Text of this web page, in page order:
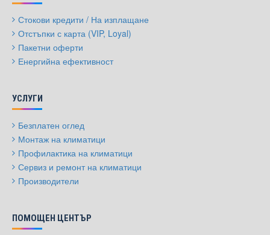
Стокови кредити / На изплащане
Отстъпки с карта (VIP, Loyal)
Пакетни оферти
Енергийна ефективност
УСЛУГИ
Безплатен оглед
Монтаж на климатици
Профилактика на климатици
Сервиз и ремонт на климатици
Производители
ПОМОЩЕН ЦЕНТЪР